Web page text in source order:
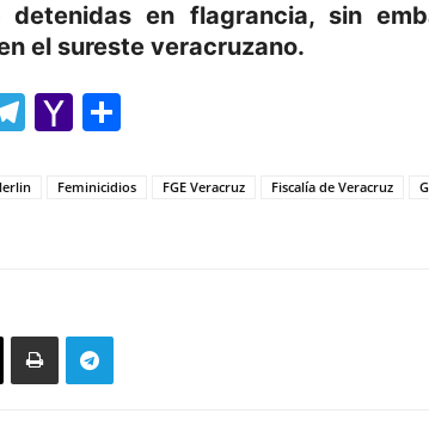
detenidas en flagrancia, sin
el sureste veracruzano.
Telegram
Yahoo
Feminicidios FGE Veracruz Fiscalía de Veracruz